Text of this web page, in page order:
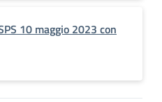
10 maggio 2023 con